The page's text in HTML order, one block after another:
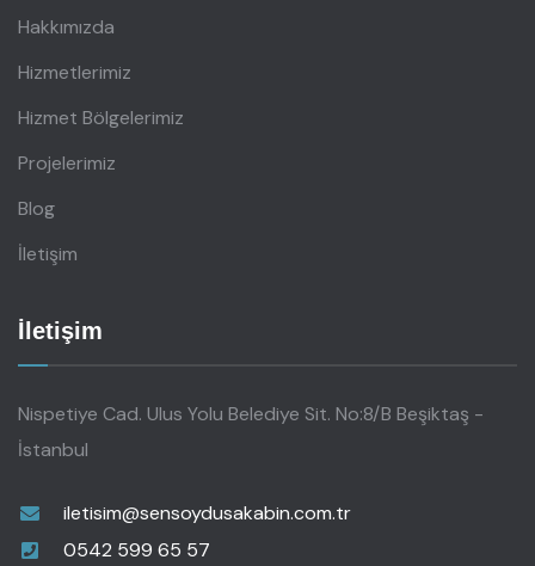
Hakkımızda
Hizmetlerimiz
Hizmet Bölgelerimiz
Projelerimiz
Blog
İletişim
İletişim
Nispetiye Cad. Ulus Yolu Belediye Sit. No:8/B Beşiktaş -
İstanbul
iletisim@sensoydusakabin.com.tr
0542 599 65 57